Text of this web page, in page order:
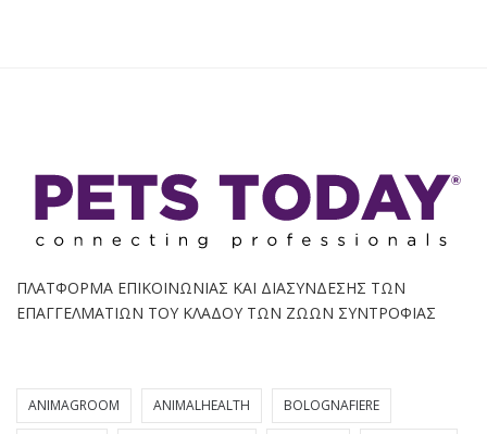
ΠΛΑΤΦΟΡΜΑ ΕΠΙΚΟΙΝΩΝΙΑΣ ΚΑΙ ΔΙΑΣΥΝΔΕΣΗΣ ΤΩΝ
ΕΠΑΓΓΕΛΜΑΤΙΩΝ ΤΟΥ ΚΛΑΔΟΥ ΤΩΝ ΖΩΩΝ ΣΥΝΤΡΟΦΙΑΣ
ANIMAGROOM ANIMALHEALTH BOLOGNAFIERE